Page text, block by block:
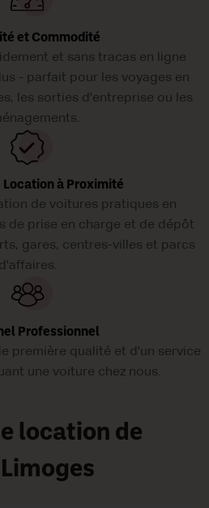
et Commodité
et sans tracas en ligne
- parfait pour les voyages en
les sorties d'entreprise ou les
Location à Proximité
de voitures pratiques en
de prise en charge et de dépôt
gares, centres-villes et parcs
d'affaires.
Professionnel
première qualité et d'un service
une voiture chez nous.
location de